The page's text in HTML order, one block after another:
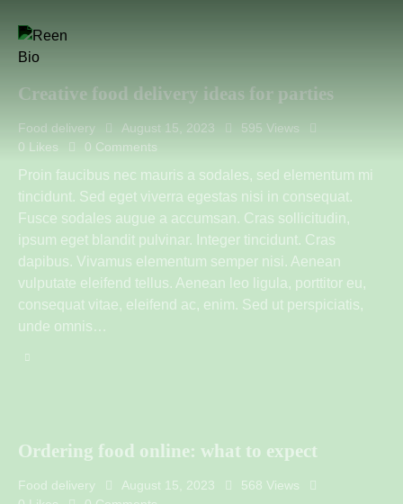
Creative food delivery ideas for parties
Food delivery August 15, 2023 595 Views
0 Likes 0 Comments
Proin faucibus nec mauris a sodales, sed elementum mi
tincidunt. Sed eget viverra egestas nisi in consequat.
Fusce sodales augue a accumsan. Cras sollicitudin,
ipsum eget blandit pulvinar. Integer tincidunt. Cras
dapibus. Vivamus elementum semper nisi. Aenean
vulputate eleifend tellus. Aenean leo ligula, porttitor eu,
consequat vitae, eleifend ac, enim. Sed ut perspiciatis,
unde omnis…
Ordering food online: what to expect
Food delivery August 15, 2023 568 Views